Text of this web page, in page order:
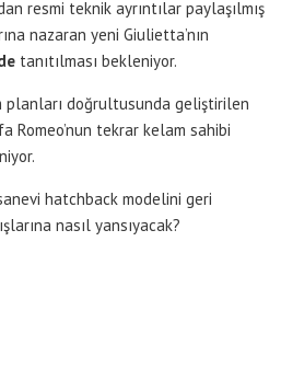
resmi teknik ayrıntılar paylaşılmış
nazaran yeni Giulietta’nın
tanıtılması bekleniyor.
planları doğrultusunda geliştirilen
Romeo’nun tekrar kelam sahibi
hatchback modelini geri
nasıl yansıyacak?